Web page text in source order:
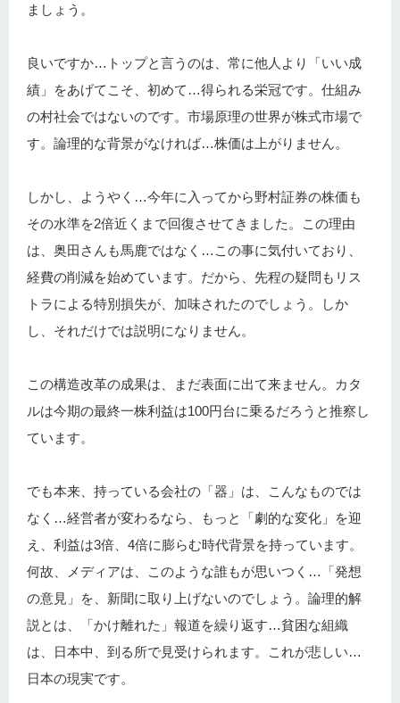
ましょう。
良いですか…トップと言うのは、常に他人より「いい成
績」をあげてこそ、初めて…得られる栄冠です。仕組み
の村社会ではないのです。市場原理の世界が株式市場で
す。論理的な背景がなければ…株価は上がりません。
しかし、ようやく…今年に入ってから野村証券の株価も
その水準を2倍近くまで回復させてきました。この理由
は、奥田さんも馬鹿ではなく…この事に気付いており、
経費の削減を始めています。だから、先程の疑問もリス
トラによる特別損失が、加味されたのでしょう。しか
し、それだけでは説明になりません。
この構造改革の成果は、まだ表面に出て来ません。カタ
ルは今期の最終一株利益は100円台に乗るだろうと推察し
ています。
でも本来、持っている会社の「器」は、こんなものでは
なく…経営者が変わるなら、もっと「劇的な変化」を迎
え、利益は3倍、4倍に膨らむ時代背景を持っています。
何故、メディアは、このような誰もが思いつく…「発想
の意見」を、新聞に取り上げないのでしょう。論理的解
説とは、「かけ離れた」報道を繰り返す…貧困な組織
は、日本中、到る所で見受けられます。これが悲しい…
日本の現実です。